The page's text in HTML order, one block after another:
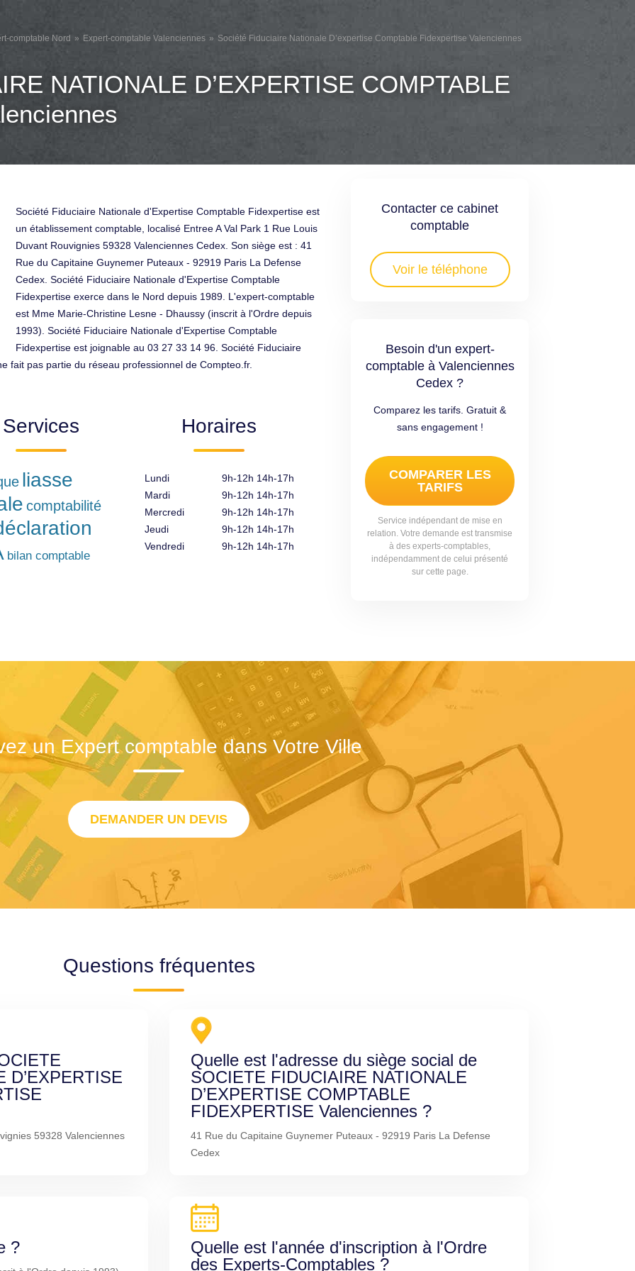
comptable Nord Expert-comptable Valenciennes Société Fiduciaire Nationale D’expertise Comptable Fidexpertise Valenciennes
NATIONALE D’EXPERTISE COMPTABLE
Contacter ce cabinet
comptable
Voir le téléphone
Besoin d'un expert-
comptable à Valenciennes
Cedex ?
Comparez les tarifs. Gratuit &
sans engagement !
COMPARER LES
TARIFS
Service indépendant de mise en
relation. Votre demande est transmise
à des experts-comptables,
indépendamment de celui présenté
sur cette page.
Société Fiduciaire Nationale d'Expertise Comptable Fidexpertise est
un établissement comptable, localisé Entree A Val Park 1 Rue Louis
Duvant Rouvignies 59328 Valenciennes Cedex. Son siège est : 41
Rue du Capitaine Guynemer Puteaux - 92919 Paris La Defense
Cedex. Société Fiduciaire Nationale d'Expertise Comptable
Fidexpertise exerce dans le Nord depuis 1989. L'expert-comptable
est Mme Marie-Christine Lesne - Dhaussy (inscrit à l'Ordre depuis
1993). Société Fiduciaire Nationale d'Expertise Comptable
Fidexpertise est joignable au 03 27 33 14 96. Société Fiduciaire
fait pas partie du réseau professionnel de Compteo.fr.
Services
liasse
comptabilité
bilan comptable
Horaires
Lundi
Mardi
Mercredi
Jeudi
Vendredi
9h-12h 14h-17h
9h-12h 14h-17h
9h-12h 14h-17h
9h-12h 14h-17h
9h-12h 14h-17h
un Expert comptable dans Votre Ville
DEMANDER UN DEVIS
Questions fréquentes
D’EXPERTISE
59328 Valenciennes
Quelle est l'adresse du siège social de
SOCIETE FIDUCIAIRE NATIONALE
D’EXPERTISE COMPTABLE
FIDEXPERTISE Valenciennes ?
41 Rue du Capitaine Guynemer Puteaux - 92919 Paris La Defense
Cedex
?
Quelle est l'année d'inscription à l'Ordre
des Experts-Comptables ?